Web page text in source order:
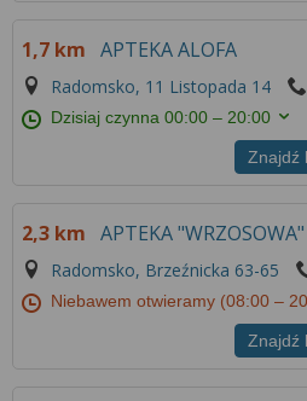
1,7 km APTEKA ALOFA
Radomsko, 11 Listopada 14
Dzisiaj czynna00:00 – 20:00
Znajdź
2,3 km APTEKA "WRZOSOWA"
Radomsko, Brzeźnicka 63-65
Niebawem otwieramy (08:00 –
Znajdź